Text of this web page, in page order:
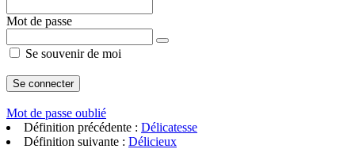
Mot de passe
Se souvenir de moi
Mot de passe oublié
Définition précédente : Délicatesse
Définition suivante : Délicieux